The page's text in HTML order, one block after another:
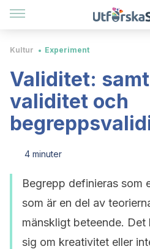
Kultur Experiment
Validitet:
validitet och
4 minuter
Begrepp definieras
som är en del av
mänskligt beteende. Det
sig om kreativitet eller